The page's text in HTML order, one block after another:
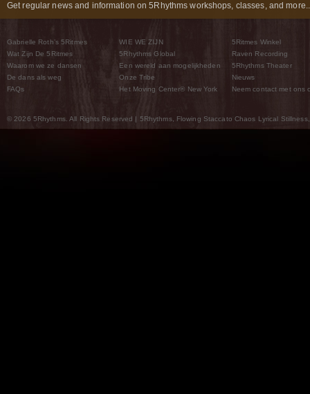
Get regular news and information on 5Rhythms workshops, classes, and
Gabrielle Roth’s 5Ritmes
Wat Zijn De 5Ritmes
Waarom we ze dansen
De dans als weg
FAQs
WIE WE ZIJN
5Rhythms Global
Een wereld aan mogelijkheden
Onze Tribe
Het Moving Center® New York
5Ritmes Winkel
Raven Recording
5Rhythms Theater
Nieuws
Neem contact met ons
© 2026 5Rhythms. All Rights Reserved | 5Rhythms, Flowing Staccato Chaos Lyrical